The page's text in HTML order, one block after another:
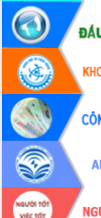
Hội thảo khoa học “Giải pháp thúc đẩy
phát triển nền kinh tế xanh tại tỉnh
Đắk Lắk”
Tăng cường giám sát, đôn đốc thực
hiện nhiệm vụ quản lý tài sản công
hàng tuần
Tháo gỡ những vướng mắc, đẩy mạnh
công tác cải cách thủ tục hành chính
tại Trung tâm Phục vụ hành chính
công tỉnh
Đắk Lắk: Tôn vinh 46 giải pháp tại Hội
thi Sáng tạo Kỹ thuật 2024 - 2025
Đắk Lắk rà soát, điều chỉnh Đề án 190
về phát triển nuôi trồng thủy sản
Phó Chủ tịch UBND tỉnh Đắk Lắk
Trương Công Thái kiểm tra thực địa
Dự án cao tốc Khánh Hòa - Buôn Ma
Thuột
Định vị cà phê Việt Nam như một “di
sản sống” trong dòng chảy toàn cầu